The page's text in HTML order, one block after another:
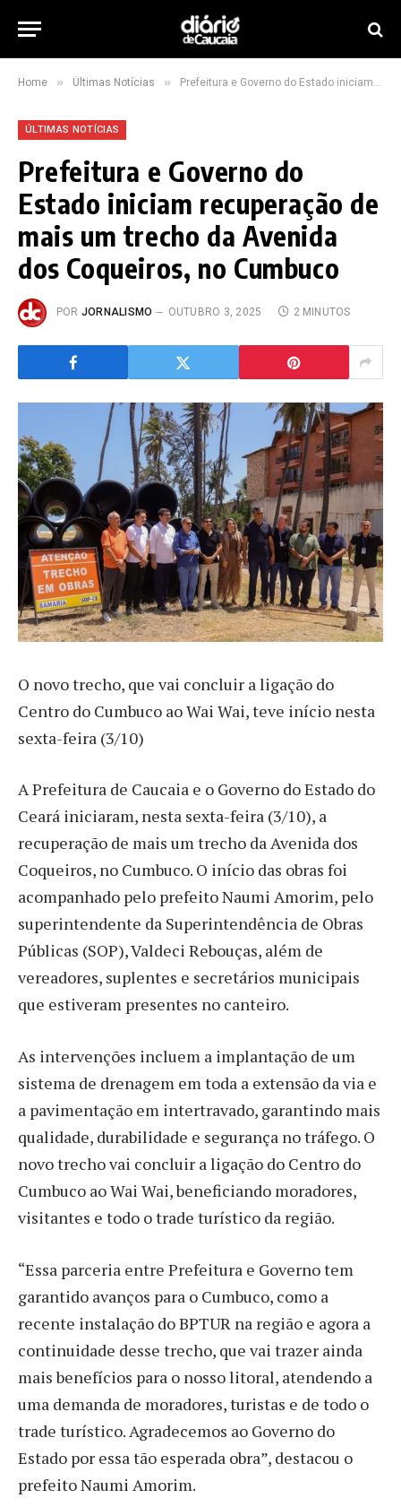
Home » Últimas Notícias » Prefeitura e Governo do Estado iniciam recuperação de mais um trecho da Avenida dos Coqueiros, no Cumbuco
ÚLTIMAS NOTÍCIAS
Prefeitura e Governo do
Estado iniciam recuperação de
mais um trecho da Avenida
dos Coqueiros, no Cumbuco
POR JORNALISMO OUTUBRO 3, 2025 2 MINUTOS
O novo trecho, que vai concluir a ligação do
Centro do Cumbuco ao Wai Wai, teve início nesta
sexta-feira (3/10)
A Prefeitura de Caucaia e o Governo do Estado do
Ceará iniciaram, nesta sexta-feira (3/10), a
recuperação de mais um trecho da Avenida dos
Coqueiros, no Cumbuco. O início das obras foi
acompanhado pelo prefeito Naumi Amorim, pelo
superintendente da Superintendência de Obras
Públicas (SOP), Valdeci Rebouças, além de
vereadores, suplentes e secretários municipais
que estiveram presentes no canteiro.
As intervenções incluem a implantação de um
sistema de drenagem em toda a extensão da via e
a pavimentação em intertravado, garantindo mais
qualidade, durabilidade e segurança no tráfego. O
novo trecho vai concluir a ligação do Centro do
Cumbuco ao Wai Wai, beneficiando moradores,
visitantes e todo o trade turístico da região.
“Essa parceria entre Prefeitura e Governo tem
garantido avanços para o Cumbuco, como a
recente instalação do BPTUR na região e agora a
continuidade desse trecho, que vai trazer ainda
mais benefícios para o nosso litoral, atendendo a
uma demanda de moradores, turistas e de todo o
trade turístico. Agradecemos ao Governo do
Estado por essa tão esperada obra”, destacou o
prefeito Naumi Amorim.